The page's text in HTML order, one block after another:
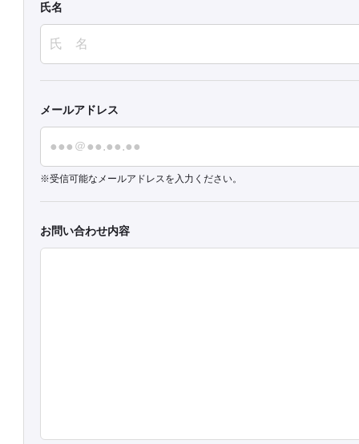
氏名
メールアドレス
受信可能なメールアドレスを入力ください。
お問い合わせ内容